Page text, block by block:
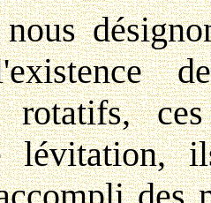
rotatifs,
lévitation,